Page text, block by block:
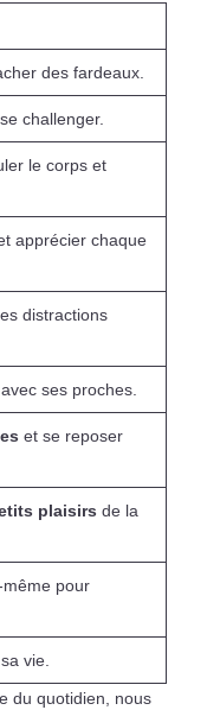
des fardeaux.
challenger.
le corps et
apprécier chaque
distractions
avec ses proches.
et se reposer
plaisirs de la
pour
vie.
du quotidien, nous